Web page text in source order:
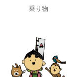
乗り物